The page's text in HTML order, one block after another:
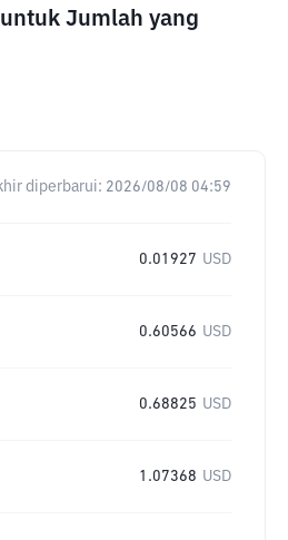
Jumlah yang
diperbarui: 2026/08/08 04:59
0.01927 USD
0.60566 USD
0.68825 USD
1.07368 USD